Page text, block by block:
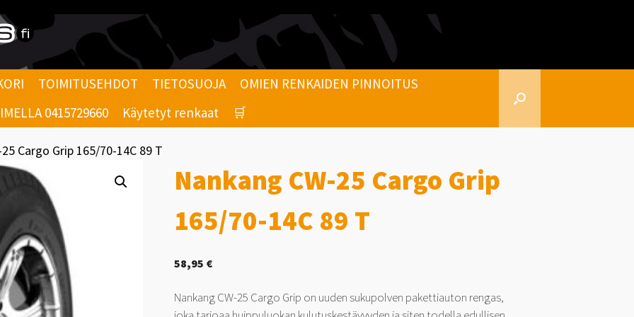
TOIMITUSEHDOT TIETOSUOJA
OMIEN RENKAIDEN PINNOITUS
0415729660 Käytetyt renkaat 🛒
Cargo Grip 165/70-14C 89 T
Nankang CW-25 Cargo Grip
165/70-14C 89 T
58,95 €
Nankang CW-25 Cargo Grip on uuden sukupolven pakettiauton rengas,